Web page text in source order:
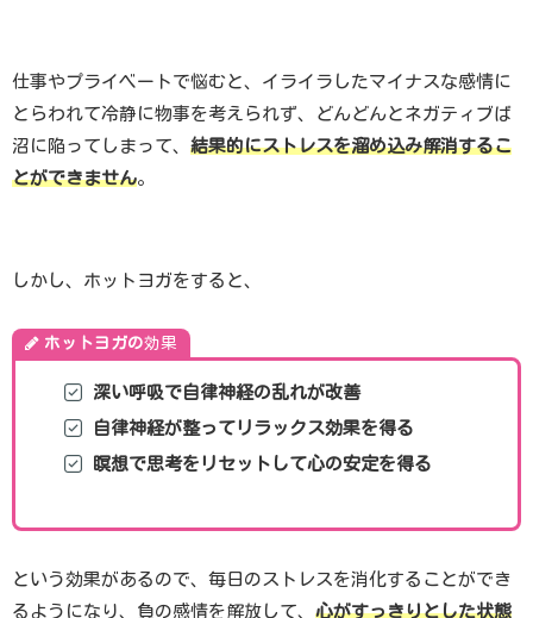
仕事やプライベートで悩むと、イライラしたマイナスな感情に
とらわれて冷静に物事を考えられず、どんどんとネガティブば
沼に陥ってしまって、 結果的にストレスを溜め込み解消するこ
とができません。
しかし、ホットヨガをすると、
ホットヨガの効果
深い呼吸で自律神経の乱れが改善
自律神経が整ってリラックス効果を得る
瞑想で思考をリセットして心の安定を得る
という効果があるので、毎日のストレスを消化することができ
るようになり、負の感情を解放して、 心がすっきりとした状態